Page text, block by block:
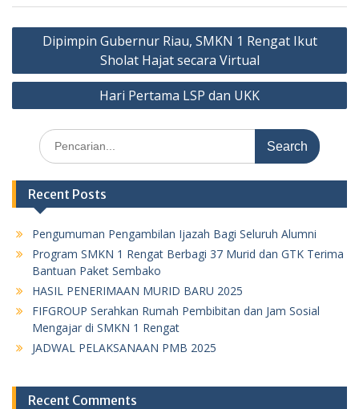
Post
navigation
Dipimpin Gubernur Riau, SMKN 1 Rengat Ikut
Sholat Hajat secara Virtual
Hari Pertama LSP dan UKK
Search
for:
Recent Posts
Pengumuman Pengambilan Ijazah Bagi Seluruh Alumni
Program SMKN 1 Rengat Berbagi 37 Murid dan GTK Terima
Bantuan Paket Sembako
HASIL PENERIMAAN MURID BARU 2025
FIFGROUP Serahkan Rumah Pembibitan dan Jam Sosial
Mengajar di SMKN 1 Rengat
JADWAL PELAKSANAAN PMB 2025
Recent Comments